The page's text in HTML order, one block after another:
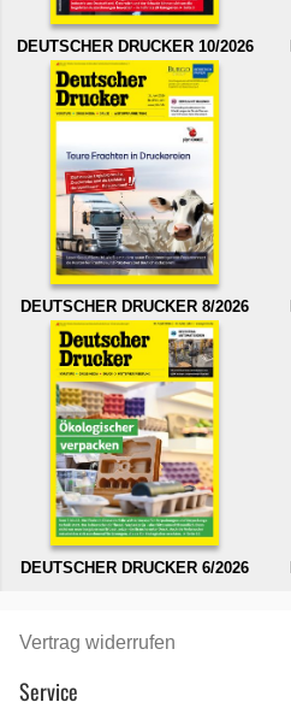
DEUTSCHER DRUCKER 10/2026
DEUTSCHER DRUCKER 8/2026
DEUTSCHER DRUCKER 6/2026
Vertrag widerrufen
Service